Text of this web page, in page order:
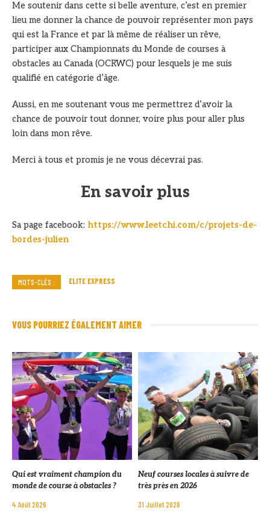
Me soutenir dans cette si belle aventure, c’est en premier
lieu me donner la chance de pouvoir représenter mon pays
qui est la France et par là même de réaliser un rêve,
participer aux Championnats du Monde de courses à
obstacles au Canada (OCRWC) pour lesquels je me suis
qualifié en catégorie d’âge.
Aussi, en me soutenant vous me permettrez d’avoir la
chance de pouvoir tout donner, voire plus pour aller plus
loin dans mon rêve.
Merci à tous et promis je ne vous décevrai pas.
En savoir plus
Sa page facebook: https://www.leetchi.com/c/projets-de-
bordes-julien
MOTS-CLÉS : ELITE EXPRESS
VOUS POURRIEZ ÉGALEMENT AIMER
Qui est vraiment champion du
monde de course à obstacles ?
4 Août 2026
Neuf courses locales à suivre de
très près en 2026
31 Juillet 2026